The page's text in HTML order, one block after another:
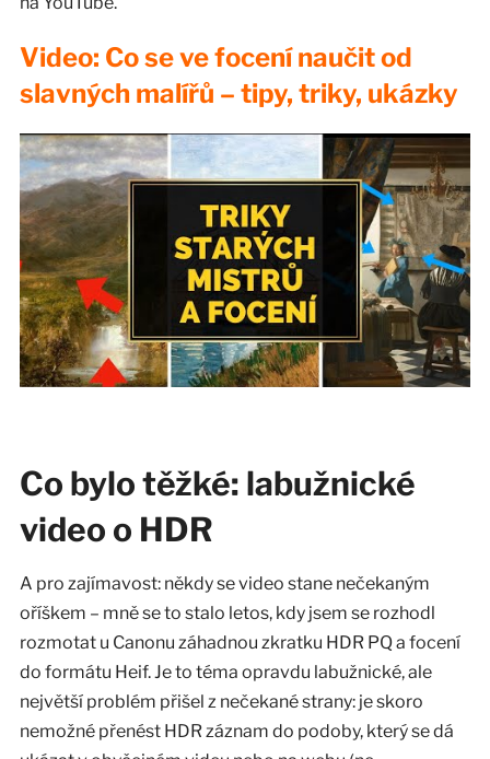
Video: Co se ve focení naučit od
slavných malířů – tipy, triky, ukázky
Co bylo těžké: labužnické
video o HDR
A pro zajímavost: někdy se video stane nečekaným
oříškem – mně se to stalo letos, kdy jsem se rozhodl
rozmotat u Canonu záhadnou zkratku HDR PQ a focení
do formátu Heif. Je to téma opravdu labužnické, ale
největší problém přišel z nečekané strany: je skoro
nemožné přenést HDR záznam do podoby, který se dá